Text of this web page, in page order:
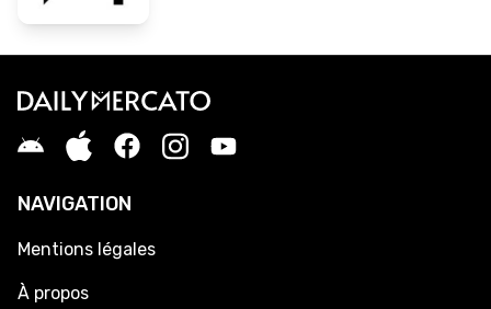
NAVIGATION
Mentions légales
À propos